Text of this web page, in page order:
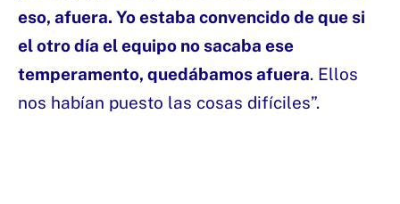
eso, afuera. Yo estaba convencido de que si
el otro día el equipo no sacaba ese
temperamento, quedábamos afuera. Ellos
nos habían puesto las cosas difíciles”.